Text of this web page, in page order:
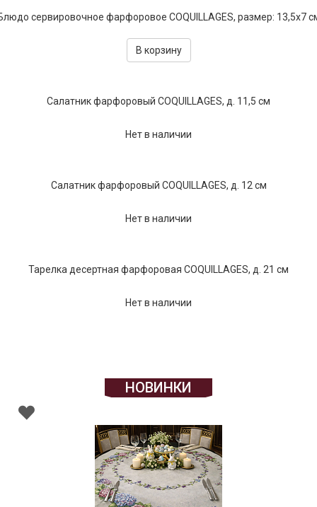
сервировочное фарфоровое COQUILLAGES, размер: 13,5x7
В корзину
Салатник фарфоровый COQUILLAGES, д. 11,5 см
Нет в наличии
Салатник фарфоровый COQUILLAGES, д. 12 см
Нет в наличии
Тарелка десертная фарфоровая COQUILLAGES, д. 21 см
Нет в наличии
НОВИНКИ